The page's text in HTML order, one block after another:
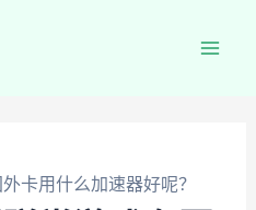
卡用什么加速器好呢？